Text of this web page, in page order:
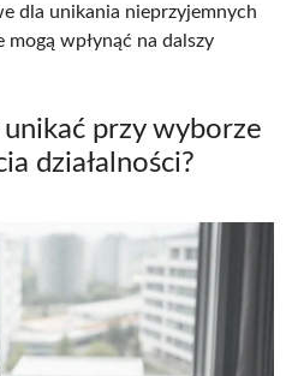
dla unikania nieprzyjemnych
wpłynąć na dalszy
unikać przy wyborze
działalności?